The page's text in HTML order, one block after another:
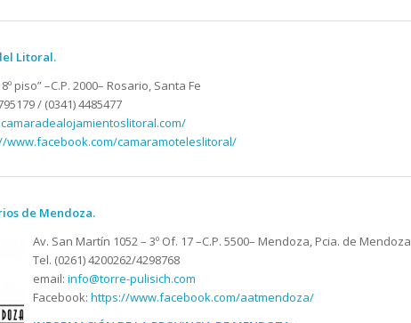
Litoral.
piso” –C.P. 2000– Rosario, Santa Fe
/ (0341) 4485477
www.facebook.com/camaramoteleslitoral/
de Mendoza.
Av. San Martín 1052 – 3º Of. 17 –C.P. 5500– Mendoza, Pcia. de Mendoza
Tel. (0261) 4200262/4298768
email: info@torre-pulisich.com
Facebook: https://www.facebook.com/aatmendoza/